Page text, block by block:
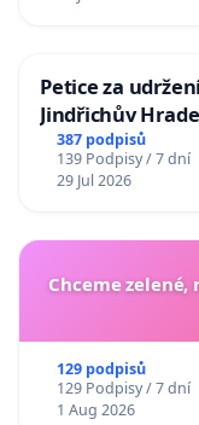
Petice za
Jindřichův
387 podpisů
139 Podpisy / 7 dní
29 Jul 2026
Chceme
129 podpisů
129 Podpisy / 7 dní
1 Aug 2026